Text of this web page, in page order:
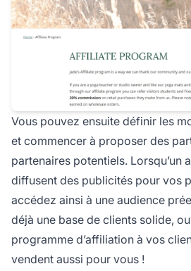
Vous pouvez ensuite définir les
et commencer à proposer des
partenaires potentiels. Lorsqu’un
diffusent des publicités pour vos
accédez ainsi à une audience
déjà une base de clients solide,
programme d’affiliation à vos
vendent aussi pour vous !